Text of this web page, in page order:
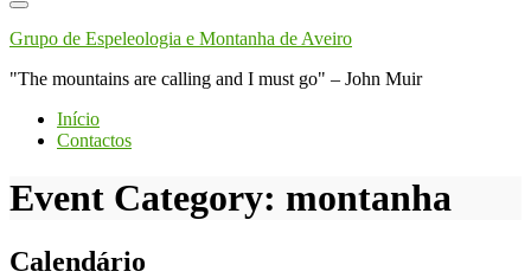
Toggle
navigation
Grupo de Espeleologia e Montanha de Aveiro
"The mountains are calling and I must go" – John Muir
Início
Contactos
Event Category: montanha
Calendário